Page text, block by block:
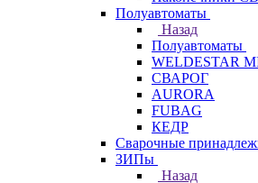
Полуавтоматы
Назад
Полуавтоматы
WELDESTAR
СВАРОГ
AURORA
FUBAG
КЕДР
Сварочные
ЗИПы
Назад